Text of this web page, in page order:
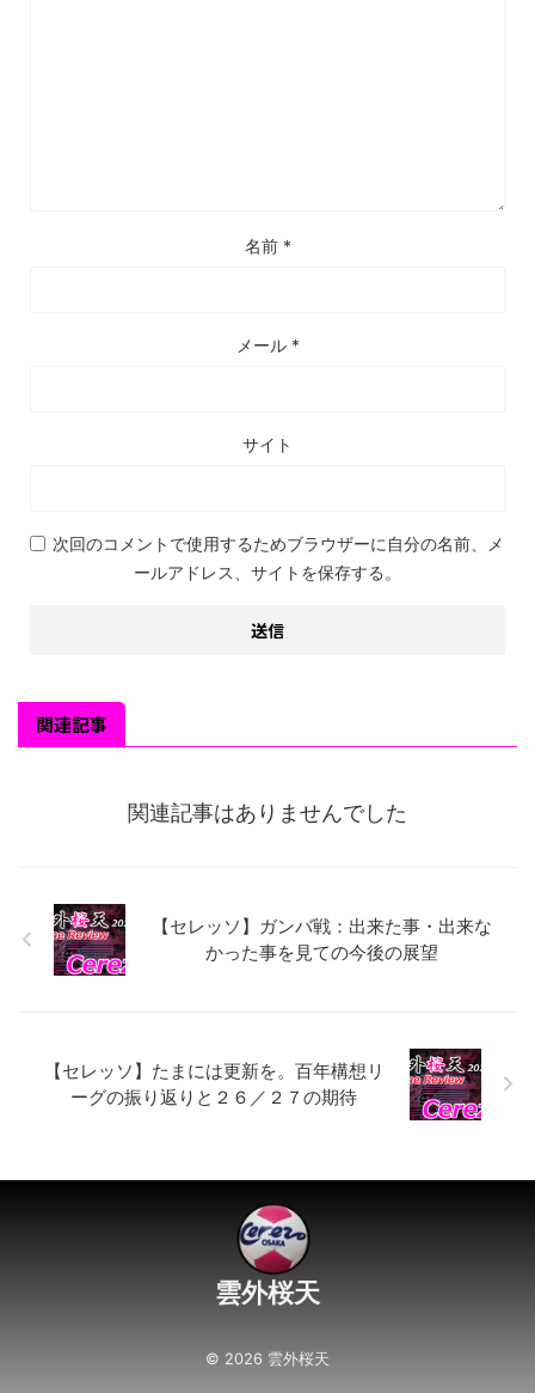
名前 *
メール *
サイト
次回のコメントで使用するためブラウザーに自分の名前、メ
ールアドレス、サイトを保存する。
関連記事
関連記事はありませんでした
【セレッソ】ガンバ戦：出来た事・出来な
かった事を見ての今後の展望
【セレッソ】たまには更新を。百年構想リ
ーグの振り返りと２６／２７の期待
雲外桜天
© 2026 雲外桜天